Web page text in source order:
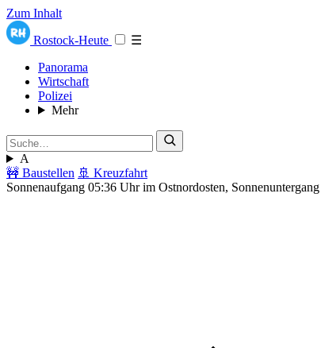
Zum Inhalt
Rostock-Heute
☰
Panorama
Wirtschaft
Polizei
Mehr
A
🚧 Baustellen 🚢 Kreuzfahrt
Sonnenaufgang 05:36 Uhr im Ostnordosten,